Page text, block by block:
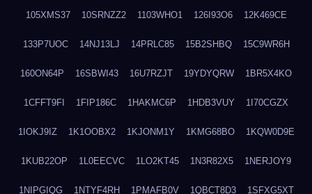
105XMS37 10SRNZZ2 1103WHO1 126I93O6 12K469CE
133P7UOC 14NJ13LJ 14PRLC85 15B2SHBQ 15C9WR6H
160ON64P 16SBWI43 16U7RZJT 19YDYQRW 1BR5X4KO
1CFFT9FI 1FIP186C 1HAKMC6P 1HDB3VUY 1I70CGZX
1IOKJ9IZ 1K1OOBX2 1KJONM1Y 1KMG68BO 1KQW0D9E
1KUB22OP 1L0EECVC 1LO2KT45 1N3R82X5 1NERJOY9
1NIPGIQG 1NTYF4RH 1PMAFB0V 1QBCT8D3 1SFXG5XT